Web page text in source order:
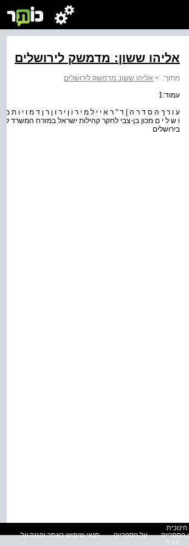
אליהו ששון: מדמשק לירושלים
מתוך: > אליהו ששון: מדמשק לירושלים
עמוד:1
ע ו ר ך ה ס ד ר ה | ד " ר א י י ל מ י ר ו ן י ר ו ן ר ן ד מ ו י ו ת
ו ש ל י ם מכון בן-צבי לחקר קהילות ישראל במזרח המשרד
בירושלים
הספרייה על הספרייה
תנאי שימוש באתר והגנה על
עזרה